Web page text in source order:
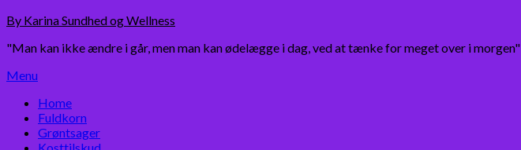
Skip
content
By Karina Sundhed og Wellness
"Man kan ikke ændre i går, men man kan ødelægge i dag, ved at tænke for meget over i morgen"
Menu
Home
Fuldkorn
Grøntsager